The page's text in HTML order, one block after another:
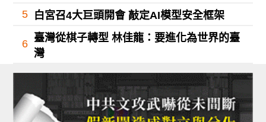
5
白宮召4大巨頭開會 敲定AI模型安全框架
6
臺灣從棋子轉型 林佳龍：要進化為世界的臺
灣